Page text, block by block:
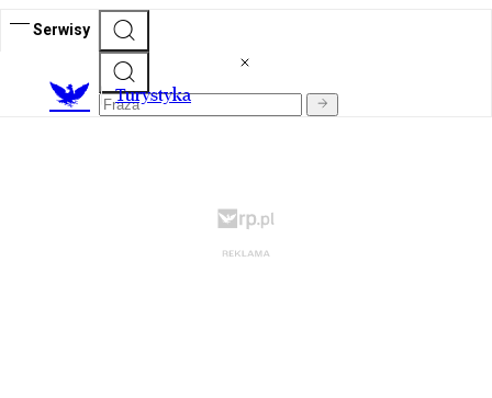
Serwisy
Turystyka